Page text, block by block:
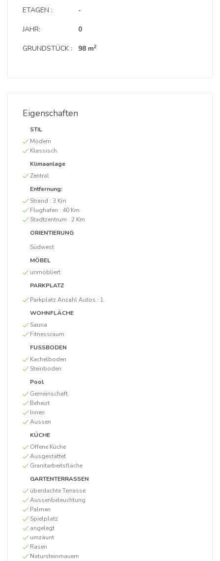
ETAGEN :
JAHR:
GRUNDSTÜCK :
-
0
98 m2
Eigenschaften
STIL
Modern
Klassisch
Klimaanlage
Zentral
Entfernung:
Strand : 3 Km
Flughafen : 40 Km
Stadtzentrum : 2 Km
ORIENTIERUNG
Südwest
MÖBEL
unmöbliert
PARKPLATZ
Parkplatz Anzahl Autos : 1
WOHNFLÄCHE
Sauna
Fitnessraum
FUSSBODEN
Kachelboden
Steinboden
Pool
Gemeinschaft
Beheizt
Innen
Aussen
KÚCHE
Offene Küche
Ausgestattet
Granitarbeitsfläche
GARTENTERRASSEN
überdachte Terrasse
Aussenbeleuchtung
Palmen
Spielplatz
angelegt
umzäunt
Rasen
Natursteinmauern